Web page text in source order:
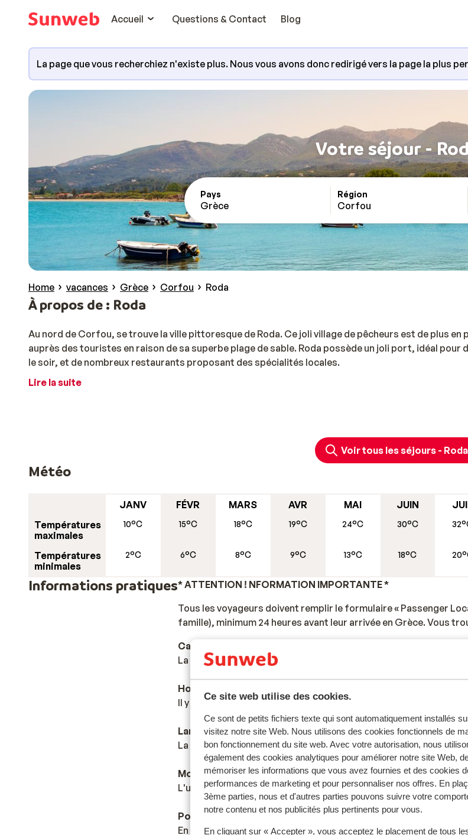
Ce site web utilise des cookies.
Ce sont de petits fichiers texte qui sont automatiquement installés
visitez notre site Web. Nous utilisons des cookies fonctionnels de
bon fonctionnement du site web. Avec votre autorisation, nous
également des cookies analytiques pour améliorer notre site Web,
mémoriser les informations que vous avez fournies et des cookies
performances de marketing et pour personnaliser nos offres. En
3ème parties, nous et d'autres parties pouvons suivre votre
notre contenu et nos publicités plus pertinents pour vous.
En cliquant sur « Accepter », vous acceptez le placement de tous
Accueil
Questions & Contact Blog
La page que vous recherchiez n'existe plus. Nous vous avons donc redirigé vers la page la plus
Votre séjour -
Pays
Grèce
Région
Corfou
Home vacances Grèce Corfou Roda
À propos de : Roda
Au nord de Corfou, se trouve la ville pittoresque de Roda. Ce joli village de pêcheurs est de plus en
auprès des touristes en raison de sa superbe plage de sable. Roda possède un joli port, idéal pour
le soir, et de nombreux restaurants proposant des spécialités locales.
Lire la suite
Voir tous les séjours - Roda
Météo
Températures
maximales
Températures
minimales
JANV
10°C
2°C
FÉVR
15°C
6°C
MARS
18°C
8°C
AVR
19°C
9°C
MAI
24°C
13°C
JUIN
30°C
18°C
Informations pratiques* ATTENTION ! NFORMATION IMPORTANTE *
Tous les voyageurs doivent remplir le formulaire « Passenger
famille), minimum 24 heures avant leur arrivée en Grèce. Vous
Capitale :
La capitale est Athènes.
Horaire :
Il y a une heure de plus qu'en France.
Langue :
La langue officielle est le grec. L’anglais et l’allemand sont aussi
Monnaie :
L'unité monétaire officielle est l'euro.
Pourboires :
En Grèce, il est habituel de donner un pourboire de 10%